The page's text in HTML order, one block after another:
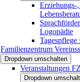
Erziehungs-
Logopädie
Familienzentrum
Dropdown umschalten
Veranstaltungen
Dropdown